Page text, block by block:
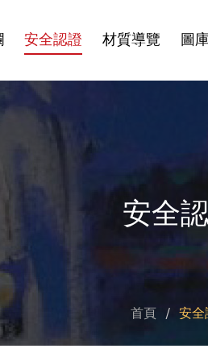
安全認證 材質導覽 圖庫
安全
首頁 安全